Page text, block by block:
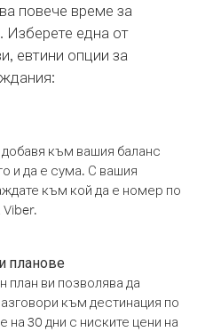
повече време за
Изберете една от
евтини опции за
към вашия баланс
и да е сума. С вашия
към кой да е номер по
Viber.
планове
план ви позволява да
към дестинация по
30 дни с ниските цени на